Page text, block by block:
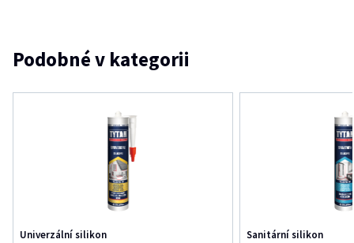
Podobné v kategorii
Univerzální silikon Sanitární silikon